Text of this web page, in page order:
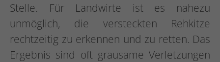
Stelle. Für Landwirte ist es nahezu
unmöglich, die versteckten Rehkitze
rechtzeitig zu erkennen und zu retten. Das
Ergebnis sind oft grausame Verletzungen